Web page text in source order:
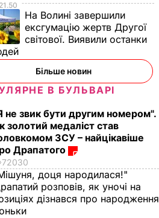
На Волині завершили
ексгумацію жертв Другої
світової. Виявили останки
Більше новин
В БУЛЬВАРІ
не звик бути другим номером".
золотий медаліст став
ЗСУ – найцікавіше
Драпатого
72030
доця народилася!"
розповів, як уночі на
дізнався про народження